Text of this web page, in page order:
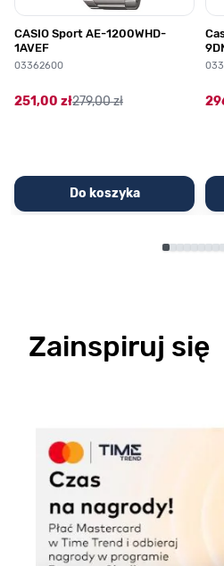
CASIO Sport AE-1200WHD-
1AVEF
03362600
251,00 zł279,00 zł
Do koszyka
Zainspiruj się